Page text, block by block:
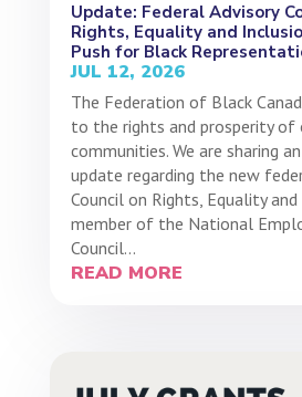
Update: Federal Advisory
Rights, Equality and
Push for Black
JUL 12, 2026
The Federation of Black
to the rights and prosperity of
communities. We are sharing
update regarding the new
Council on Rights, Equality and
member of the National
Council...
READ MORE